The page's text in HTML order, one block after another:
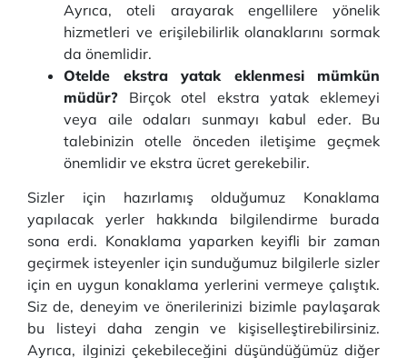
Ayrıca, oteli arayarak engellilere yönelik
hizmetleri ve erişilebilirlik olanaklarını sormak
da önemlidir.
Otelde ekstra yatak eklenmesi mümkün
müdür? Birçok otel ekstra yatak eklemeyi
veya aile odaları sunmayı kabul eder. Bu
talebinizin otelle önceden iletişime geçmek
önemlidir ve ekstra ücret gerekebilir.
Sizler için hazırlamış olduğumuz Konaklama
yapılacak yerler hakkında bilgilendirme burada
sona erdi. Konaklama yaparken keyifli bir zaman
geçirmek isteyenler için sunduğumuz bilgilerle sizler
için en uygun konaklama yerlerini vermeye çalıştık.
Siz de, deneyim ve önerilerinizi bizimle paylaşarak
bu listeyi daha zengin ve kişiselleştirebilirsiniz.
Ayrıca, ilginizi çekebileceğini düşündüğümüz diğer